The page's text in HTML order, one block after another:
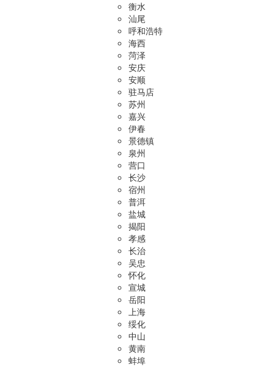
衡水
汕尾
呼和浩特
海西
菏泽
安庆
安顺
驻马店
苏州
嘉兴
伊春
景德镇
泉州
营口
长沙
宿州
普洱
盐城
揭阳
孝感
长治
吴忠
怀化
宣城
岳阳
上海
绥化
中山
黄南
蚌埠